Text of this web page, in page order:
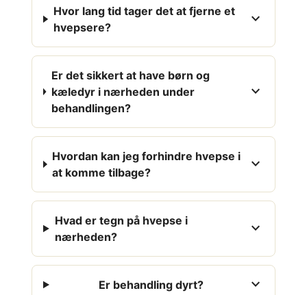
Hvor lang tid tager det at fjerne et
hvepsere?
expand_more
Er det sikkert at have børn og
kæledyr i nærheden under
behandlingen?
expand_more
Hvordan kan jeg forhindre hvepse i
at komme tilbage?
expand_more
Hvad er tegn på hvepse i
nærheden?
expand_more
Er behandling dyrt? expand_more